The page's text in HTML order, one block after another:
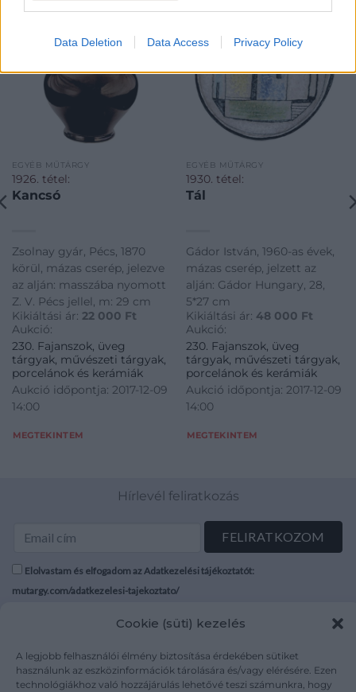
Data Deletion Data Access Privacy Policy
Cookie (süti) kezelés
A legjobb felhasználói élmény biztosítása érdekében sütiket
használunk az eszközinformációk tárolására és/vagy elérésére. Ezen
technológiákhoz való hozzájárulás lehetővé teszi számunkra, hogy
EGYÉB MŰTÁRGY
1926. tétel:
Kancsó
Zsolnay gyár, Pécs, 1870
körül, mázas cserép, jelezve
az alján: masszába nyomott
Z. V. Pécs jellel, m: 29 cm
Kikiáltási ár: 22 000 Ft
Aukció:
230. Fajanszok, üveg
tárgyak, művészeti tárgyak,
porcelánok és kerámiák
Aukció időpontja: 2017-12-09
14:00
MEGTEKINTEM
EGYÉB MŰTÁRGY
1930. tétel:
Tál
Gádor István, 1960-as évek,
mázas cserép, jelzett az
alján: Gádor Hungary, 28,
5*27 cm
Kikiáltási ár: 48 000 Ft
Aukció:
230. Fajanszok, üveg
tárgyak, művészeti tárgyak,
porcelánok és kerámiák
Aukció időpontja: 2017-12-09
14:00
MEGTEKINTEM
Hírlevél feliratkozás
Elolvastam és elfogadom az Adatkezelési tájékoztatót:
mutargy.com/adatkezelesi-tajekoztato/
Médiaajánlat
Karrier
Áraink
ÁSZF
Adatvédelem